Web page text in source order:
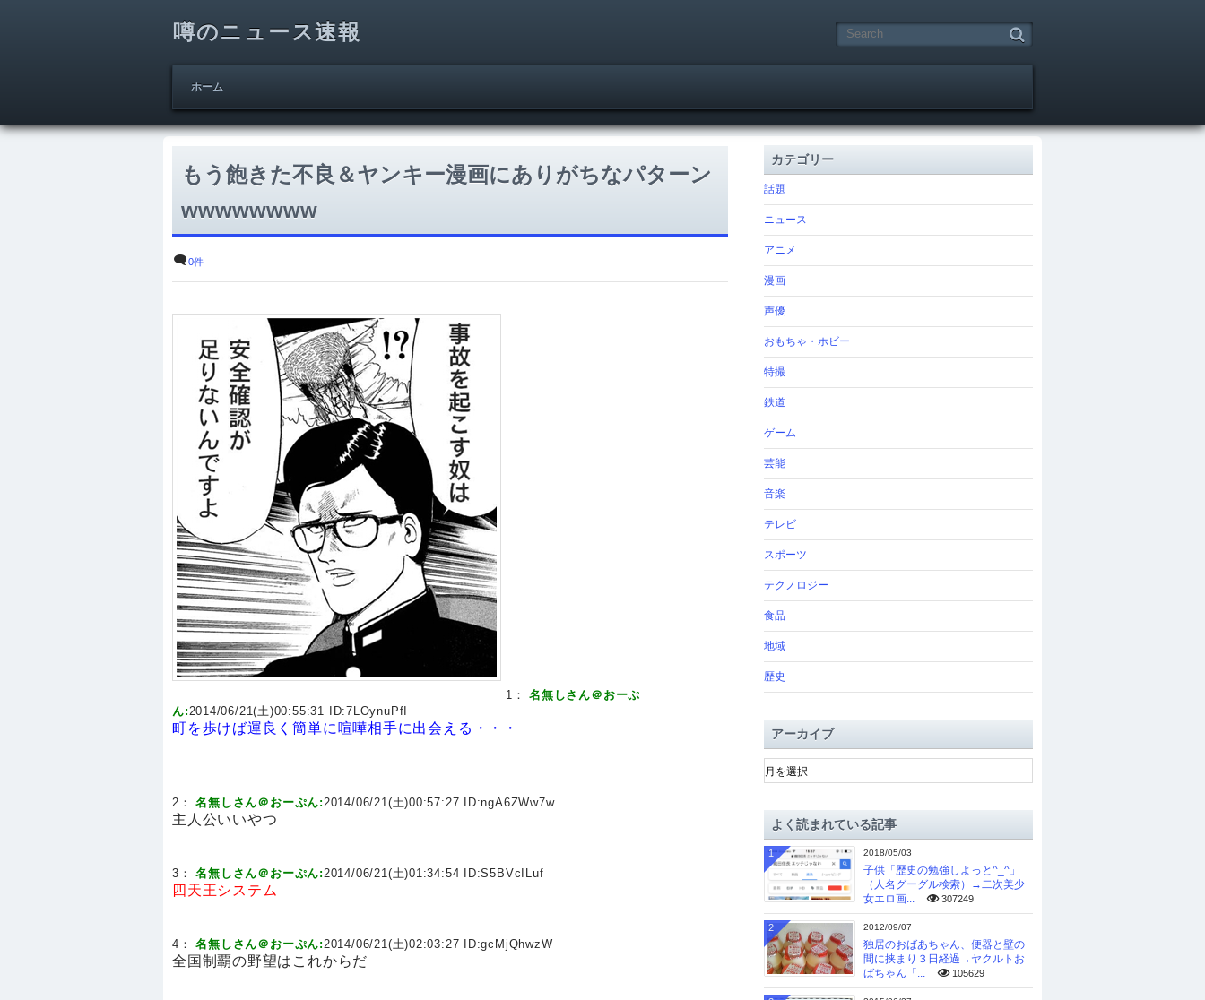
噂のニュース速報
ホーム
もう飽きた不良＆ヤンキー漫画にありがちなパターン
wwwwwwww
0件
1：名無しさん＠おーぷ
ん:2014/06/21(土)00:55:31 ID:7LOynuPfI
町を歩けば運良く簡単に喧嘩相手に出会える・・・
2：名無しさん＠おーぷん:2014/06/21(土)00:57:27 ID:ngA6ZWw7w
主人公いいやつ
3：名無しさん＠おーぷん:2014/06/21(土)01:34:54 ID:S5BVcILuf
四天王システム
4：名無しさん＠おーぷん:2014/06/21(土)02:03:27 ID:gcMjQhwzW
全国制覇の野望はこれからだ
カテゴリー
話題
ニュース
アニメ
漫画
声優
おもちゃ・ホビー
特撮
鉄道
ゲーム
芸能
音楽
テレビ
スポーツ
テクノロジー
食品
地域
歴史
アーカイブ
ア
ー
ブよく読まれている記事
2018/05/03
子供「歴史の勉強しよっと^_^」
（人名グーグル検索）→二次美少
女エロ画...
307249
1
2012/09/07
独居のおばあちゃん、便器と壁の
間に挟まり３日経過→ヤクルトお
ばちゃん「...
105629
2